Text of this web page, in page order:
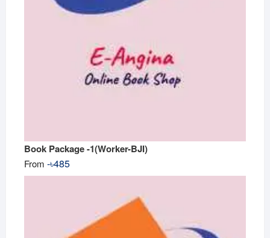
Book Package -1(Worker-BJI)
From -৳485